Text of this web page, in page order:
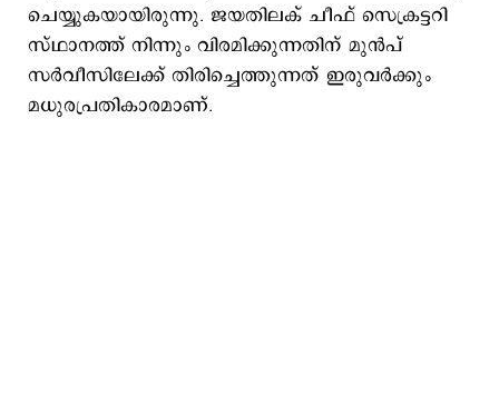
ചെയ്യുകയായിരുന്നു. ജയതിലക് ചീഫ് സെക്രട്ടറി
സ്ഥാനത്ത് നിന്നും വിരമിക്കുന്നതിന് മുന്‍പ്
സര്‍വീസിലേക്ക് തിരിച്ചെത്തുന്നത് ഇരുവര്‍ക്കും
മധുരപ്രതികാരമാണ്.